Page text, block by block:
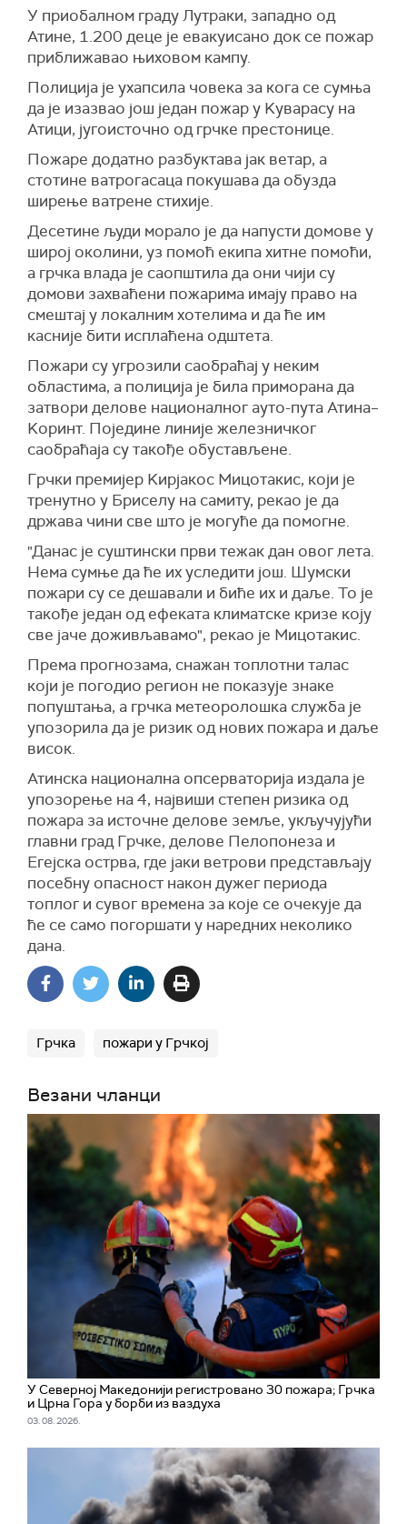
У приобалном граду Лутраки, западно од
Атине, 1.200 деце је евакуисано док се пожар
приближавао њиховом кампу.
Полиција је ухапсила човека за кога се сумња
да је изазвао још један пожар у Kуварасу на
Атици, југоисточно од грчке престонице.
Пожаре додатно разбуктава јак ветар, а
стотине ватрогасаца покушава да обузда
ширење ватрене стихије.
Десетине људи морало је да напусти домове у
широј околини, уз помоћ екипа хитне помоћи,
а грчка влада је саопштила да они чији су
домови захваћени пожарима имају право на
смештај у локалним хотелима и да ће им
касније бити исплаћена одштета.
Пожари су угрозили саобраћај у неким
областима, а полиција је била приморана да
затвори делове националног ауто-пута Атина–
Kоринт. Поједине линије железничког
саобраћаја су такође обустављене.
Грчки премијер Kирјакос Мицотакис, који је
тренутно у Бриселу на самиту, рекао је да
држава чини све што је могуће да помогне.
"Данас је суштински први тежак дан овог лета.
Нема сумње да ће их уследити још. Шумски
пожари су се дешавали и биће их и даље. То је
такође један од ефеката климатске кризе коју
све јаче доживљавамо", рекао је Мицотакис.
Према прогнозама, снажан топлотни талас
који је погодио регион не показује знаке
попуштања, а грчка метеоролошка служба је
упозорила да је ризик од нових пожара и даље
висок.
Атинска национална опсерваторија издала је
упозорење на 4, највиши степен ризика од
пожара за источне делове земље, укључујући
главни град Грчке, делове Пелопонеза и
Егејска острва, где јаки ветрови представљају
посебну опасност након дужег периода
топлог и сувог времена за које се очекује да
ће се само погоршати у наредних неколико
дана.
Грчка пожари у Грчкој
Везани чланци
У Северној Македонији регистровано 30 пожара; Грчка
и Црна Гора у борби из ваздуха
03. 08. 2026.